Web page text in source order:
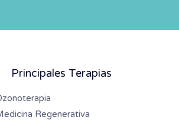
Principales Terapias
Regenerativa